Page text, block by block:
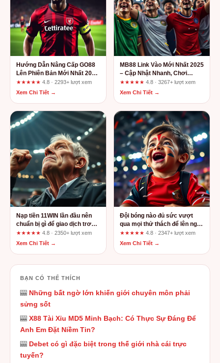
Hướng Dẫn Nâng Cấp GO88
Lên Phiên Bản Mới Nhất 2024
- Nhanh, An Toàn, Trơn Tru
★★★★★ 4.8 · 2293+ lượt xem
Xem Chi Tiết →
MB88 Link Vào Mới Nhất 2025
– Cập Nhật Nhanh, Chơi
Game Không Lo Gián Đoạn
★★★★★ 4.8 · 3267+ lượt xem
Xem Chi Tiết →
Nạp tiền 11WIN lần đầu nên
chuẩn bị gì để giao dịch trơn
tru
★★★★★ 4.8 · 2350+ lượt xem
Xem Chi Tiết →
Đội bóng nào đủ sức vượt
qua mọi thử thách để lên ngôi
vô địch?
★★★★★ 4.8 · 2347+ lượt xem
Xem Chi Tiết →
BẠN CÓ THỂ THÍCH
🎰 Những bất ngờ lớn khiến giới chuyên môn phải
sửng sốt
🎰 X88 Tài Xỉu MD5 Minh Bạch: Có Thực Sự Đáng Để
Anh Em Đặt Niềm Tin?
🎰 Debet có gì đặc biệt trong thế giới nhà cái trực
tuyến?